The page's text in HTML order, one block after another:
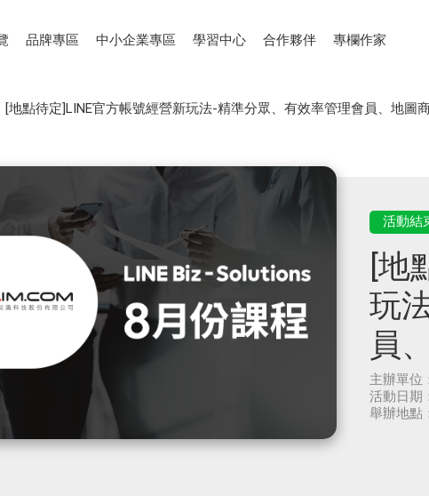
品牌專區 中小企業專區 學習中心 合作夥伴 專欄作家
[地點待定]LINE官方帳號經營新玩法-精準分眾、有效率管理會員、地圖
活動結
[地
玩
員
主辦單位
活動日期
舉辦地點